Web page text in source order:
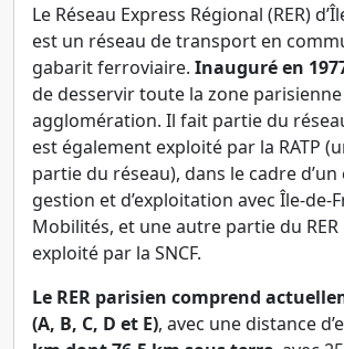
Le Réseau Express Régional (RER)
est un réseau de transport en
gabarit ferroviaire. Inauguré en
de desservir toute la zone
agglomération. Il fait partie du
est également exploité par la RATP
partie du réseau), dans le cadre
gestion et d’exploitation avec Île-de-
Mobilités, et une autre partie du
exploité par la SNCF.
Le RER parisien comprend
(A, B, C, D et E), avec une distance